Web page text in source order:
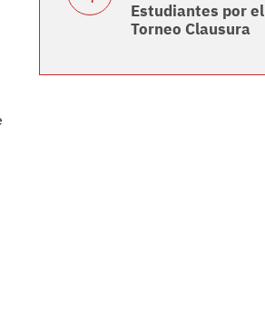
Estudiantes por el
Torneo Clausura